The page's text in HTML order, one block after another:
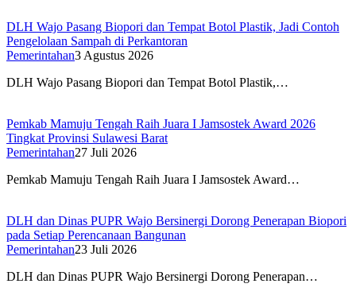
DLH Wajo Pasang Biopori dan Tempat Botol Plastik, Jadi Contoh
Pengelolaan Sampah di Perkantoran
Pemerintahan3 Agustus 2026
DLH Wajo Pasang Biopori dan Tempat Botol Plastik,…
Pemkab Mamuju Tengah Raih Juara I Jamsostek Award 2026
Tingkat Provinsi Sulawesi Barat
Pemerintahan27 Juli 2026
Pemkab Mamuju Tengah Raih Juara I Jamsostek Award…
DLH dan Dinas PUPR Wajo Bersinergi Dorong Penerapan Biopori
pada Setiap Perencanaan Bangunan
Pemerintahan23 Juli 2026
DLH dan Dinas PUPR Wajo Bersinergi Dorong Penerapan…